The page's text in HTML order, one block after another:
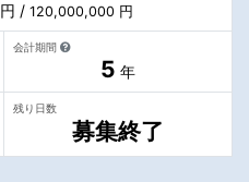
円 / 120,000,000 円
会計期間
5 年
残り日数
募集終了